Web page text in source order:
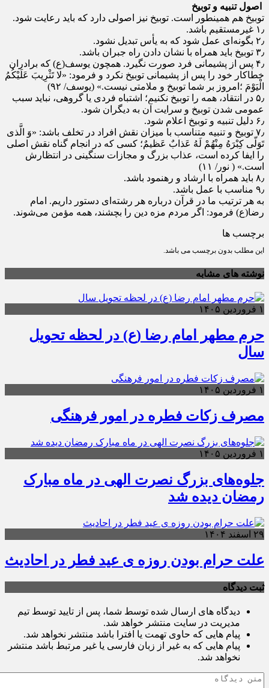
اصول تنبیه و توبیخ
توبیخ هم همینطور است. توبیخ نیز اصولی دارد که باید رعایت شود.
۱٫ غیرمستقیم باشد.
۲٫ بگونه‌ای عمل شود که به یأس تبدیل نشود.
۳٫ توبیخ باید همراه با نشان دادن راه جبران باشد.
۴٫ پس از پشیمانی فرد صورت نگیرد. همچون یوسف(ع) که برادران
خطاکار خود را پس از پشیمانى توبیخ‏ نکرد و فرمود: «لا تَثْرِیبَ‏ عَلَیْکُمُ
الْیَوْمَ ؛امروز بر شما توبیخ و ملامتى نیست.» (یوسف/ ۹۲)
۵٫ در انتقاد، همه را توبیخ‏ نکنیم؛ اشتباه فردی یا گروهی، نباید سبب
عمومی شدن توبیخ و سرایت آن به دیگران شود.
۶٫ دلیل تنبیه و توبیخ‏ اعلام شود.
۷٫ توبیخ و تنبیه متناسب با میزان نقش افراد در تخلف باشد:‏ «وَ الَّذى
تَوَلّى کِبْرَهُ مِنْهُمْ لَهُ عَذابٌ عَظیمٌ؛ کسى که در انجام گناه نقش اصلى
را ایفا کرده است، عذاب بزرگ و مجازات سنگینى در انتظارش
است.» ( نور/ ۱۱)
۸٫ باید همراه با ارشاد و رهنمود باشد.
۹٫ مناسب با عمل باشد.
به هر ترتیب ما در قرآن درباره هر رشته‌ای دستور داریم. امام
رضا(ع) فرمود: اگر مردم مزه‌ دین را بچشند، همه مؤمن می‌شوند.
برچسب ها
این مطلب بدون برچسب می باشد.
نوشته های مشابه
۱ فروردین ۱۴۰۵
حرم مطهر امام رضا (ع) در لحظه تحویل
سال
۱ فروردین ۱۴۰۵
مصرف زکات فطره در امور فرهنگی
۱ فروردین ۱۴۰۵
جلوه‌های بزرگ نصرت الهی در ماه مبارک
رمضان دیده شد
۲۹ اسفند ۱۴۰۴
علت حرام بودن روزه ی عید فطر در احادیث
ثبت دیدگاه
دیدگاه های ارسال شده توسط شما، پس از تایید توسط تیم
مدیریت در سایت منتشر خواهد شد.
پیام هایی که حاوی تهمت یا افترا باشد منتشر نخواهد شد.
پیام هایی که به غیر از زبان فارسی یا غیر مرتبط باشد منتشر
نخواهد شد.